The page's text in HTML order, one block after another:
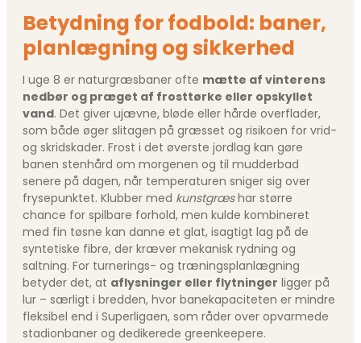
Betydning for fodbold: baner,
planlægning og sikkerhed
I uge 8 er naturgræsbaner ofte mætte af vinterens
nedbør og præget af frosttørke eller opskyllet
vand. Det giver ujævne, bløde eller hårde overflader,
som både øger slitagen på græsset og risikoen for vrid-
og skridskader. Frost i det øverste jordlag kan gøre
banen stenhård om morgenen og til mudderbad
senere på dagen, når temperaturen sniger sig over
frysepunktet. Klubber med kunstgræshar større
chance for spilbare forhold, men kulde kombineret
med fin tøsne kan danne et glat, isagtigt lag på de
syntetiske fibre, der kræver mekanisk rydning og
saltning. For turnerings- og træningsplanlægning
betyder det, at aflysninger eller flytninger ligger på
lur – særligt i bredden, hvor banekapaciteten er mindre
fleksibel end i Superligaen, som råder over opvarmede
stadionbaner og dedikerede greenkeepere.